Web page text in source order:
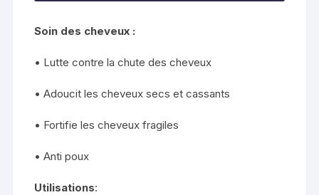
Soin des cheveux :
• Lutte contre la chute des cheveux
• Adoucit les cheveux secs et cassants
• Fortifie les cheveux fragiles
• Anti poux
Utilisations: